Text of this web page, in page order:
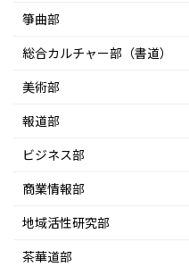
箏曲部
総合カルチャー部（書道）
美術部
報道部
ビジネス部
商業情報部
地域活性研究部
茶華道部